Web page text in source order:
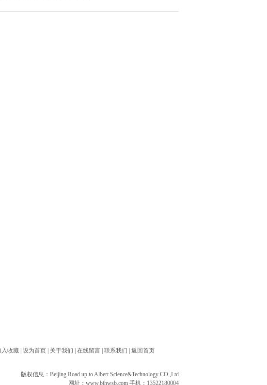
入收藏 设为首页 关于我们 在线留言 联系我们 返回首页
版权信息：Beijing Road up to Albert Science&Technology CO.,Ltd
网址： www.bjhwsb.com 手机：13522180004